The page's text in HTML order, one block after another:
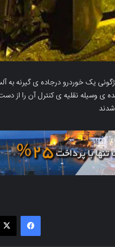
یک خوردرو درجاده ی
ی وسیله نقلیه ی کنترل آن را از
شدند
فیسبوک